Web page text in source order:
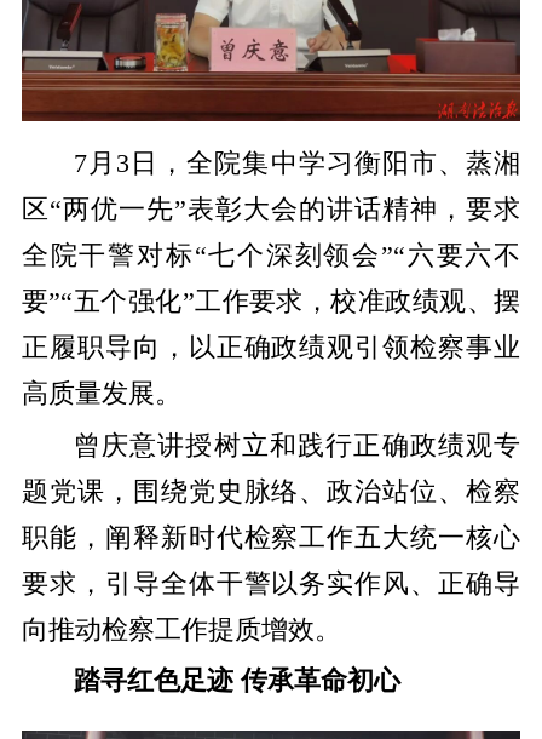
7月3日，全院集中学习衡阳市、蒸湘
区“两优一先”表彰大会的讲话精神，要求
全院干警对标“七个深刻领会”“六要六不
要”“五个强化”工作要求，校准政绩观、摆
正履职导向，以正确政绩观引领检察事业
高质量发展。
曾庆意讲授树立和践行正确政绩观专
题党课，围绕党史脉络、政治站位、检察
职能，阐释新时代检察工作五大统一核心
要求，引导全体干警以务实作风、正确导
向推动检察工作提质增效。
​踏寻红色足迹 传承革命初心